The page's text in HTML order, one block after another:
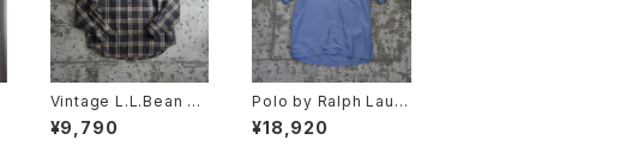
Vintage L.L.Bean O
ver Check Shirts
¥9,790
Polo by Ralph Laure
n Open Collar Shirt
"CALDWELL"
¥18,920